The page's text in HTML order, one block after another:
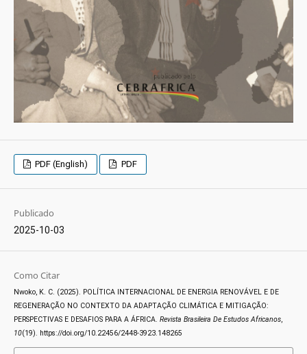
PDF (English) PDF
Publicado
2025-10-03
Como Citar
Nwoko, K. C. (2025). POLÍTICA INTERNACIONAL DE ENERGIA RENOVÁVEL E DE
REGENERAÇÃO NO CONTEXTO DA ADAPTAÇÃO CLIMÁTICA E MITIGAÇÃO:
PERSPECTIVAS E DESAFIOS PARA A ÁFRICA. Revista Brasileira De Estudos Africanos,
10(19). https://doi.org/10.22456/2448-3923.148265